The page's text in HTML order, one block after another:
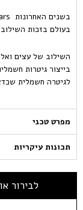
בעולם בזכות
השילוב של עצים
לגיטרה חשמלית
מפרט טכני
תכונות עיקריות
לבירור